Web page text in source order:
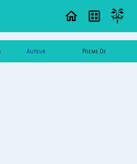
Auteur Poeme De